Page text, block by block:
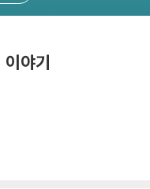
야기